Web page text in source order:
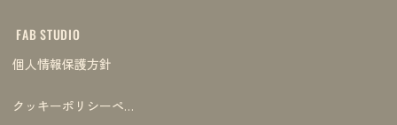
FAB STUDIO
個人情報保護方針
クッキーポリシーページ